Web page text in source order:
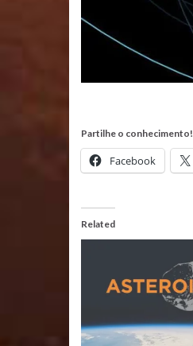
Partilhe o conhecimento!
Facebook
Related